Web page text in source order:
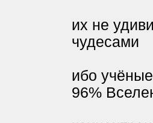
их не
чудесами
ибо
96%